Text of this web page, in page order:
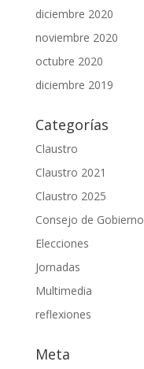
diciembre 2020
noviembre 2020
octubre 2020
diciembre 2019
Categorías
Claustro
Claustro 2021
Claustro 2025
Consejo de Gobierno
Elecciones
Jornadas
Multimedia
reflexiones
Meta